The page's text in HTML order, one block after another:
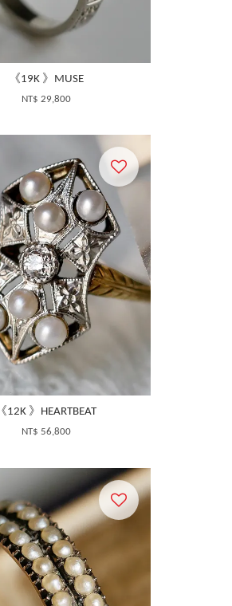
《19K 》MUSE
NT$ 29,800
《12K 》HEARTBEAT
NT$ 56,800